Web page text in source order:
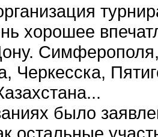
хорошее
Черкесска,
было
остальные